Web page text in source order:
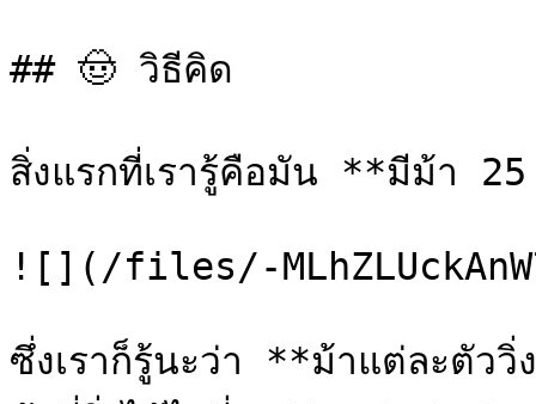
## 🤠 วิธีคิด
สิ่งแรกที่เรารู้คือมัน **มีม้า
![](/files/-
ซึ่งเราก็รู้นะว่า **ม้าแต่ละตัว